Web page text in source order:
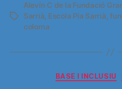
Etiquetas
Alevín C de la Fundació
Sarrià, Escola Pía Sarrià,
coloma
BASE I INCLUSIU